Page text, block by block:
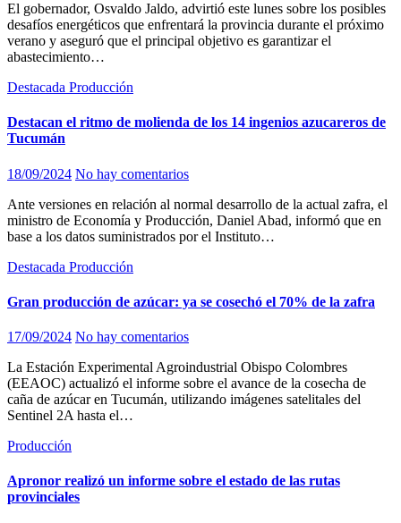
El gobernador, Osvaldo Jaldo, advirtió este lunes sobre los posibles
desafíos energéticos que enfrentará la provincia durante el próximo
verano y aseguró que el principal objetivo es garantizar el
abastecimiento…
Destacada Producción
Destacan el ritmo de molienda de los 14 ingenios azucareros de
Tucumán
18/09/2024 No hay comentarios
Ante versiones en relación al normal desarrollo de la actual zafra, el
ministro de Economía y Producción, Daniel Abad, informó que en
base a los datos suministrados por el Instituto…
Destacada Producción
Gran producción de azúcar: ya se cosechó el 70% de la zafra
17/09/2024 No hay comentarios
La Estación Experimental Agroindustrial Obispo Colombres
(EEAOC) actualizó el informe sobre el avance de la cosecha de
caña de azúcar en Tucumán, utilizando imágenes satelitales del
Sentinel 2A hasta el…
Producción
Apronor realizó un informe sobre el estado de las rutas
provinciales